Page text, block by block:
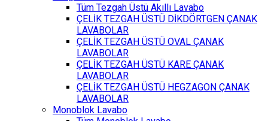
Tüm Tezgah Üstü Akıllı Lavabo
ÇELİK TEZGAH ÜSTÜ DİKDÖRTGEN ÇANAK
LAVABOLAR
ÇELİK TEZGAH ÜSTÜ OVAL ÇANAK
LAVABOLAR
ÇELİK TEZGAH ÜSTÜ KARE ÇANAK
LAVABOLAR
ÇELİK TEZGAH ÜSTÜ HEGZAGON ÇANAK
LAVABOLAR
Monoblok Lavabo